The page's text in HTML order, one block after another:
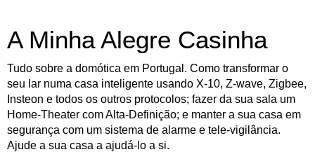
A Minha Alegre Casinha
Tudo sobre a domótica em Portugal. Como transformar o
seu lar numa casa inteligente usando X-10, Z-wave, Zigbee,
Insteon e todos os outros protocolos; fazer da sua sala um
Home-Theater com Alta-Definição; e manter a sua casa em
segurança com um sistema de alarme e tele-vigilância.
Ajude a sua casa a ajudá-lo a si.